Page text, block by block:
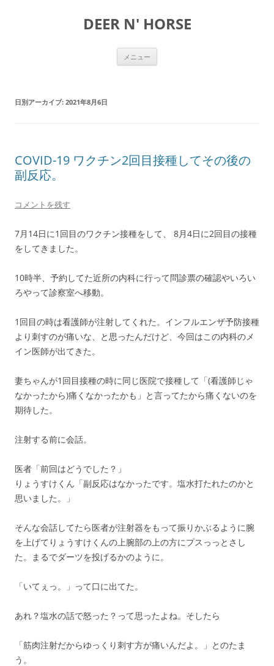
DEER N' HORSE
メニュー
日別アーカイブ: 2021年8月6日
COVID-19 ワクチン2回目接種してその後の
副反応。
コメントを残す
7月14日に1回目のワクチン接種をして、 8月4日に2回目の接種
をしてきました。
10時半、予約してた近所の内科に行って問診票の確認やいろい
ろやって診察室へ移動。
1回目の時は看護師が注射してくれた。インフルエンザ予防接種
より刺すのが痛いな、と思ったんだけど、今回はこの内科のメ
イン医師が出てきた。
妻ちゃんが1回目接種の時に同じ医院で接種して「(看護師じゃ
なかったから)痛くなかったかも」と言ってたから痛くないのを
期待した。
注射する前に会話。
医者「前回はどうでした？」
りょうすけくん「副反応はなかったです。塩水打たれたのかと
思いました。」
そんな会話してたら医者が注射器をもって振りかぶるように腕
を上げてりょうすけくんの上腕部の上の方にプスっっとさし
た。まるでダーツを投げるかのように。
「いてぇっ。」って口に出てた。
あれ？塩水の話で怒った？って思ったよね。そしたら
「筋肉注射だからゆっくり刺す方が痛いんだよ。」とのたま
う。